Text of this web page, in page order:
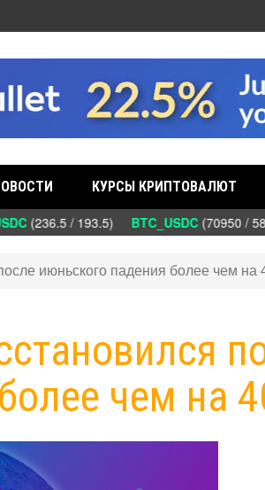
КУРСЫ КРИПТОВАЛЮТ
(236.5 / 193.5) BTC_USDC(70950 /
июньского падения более чем на
чем на